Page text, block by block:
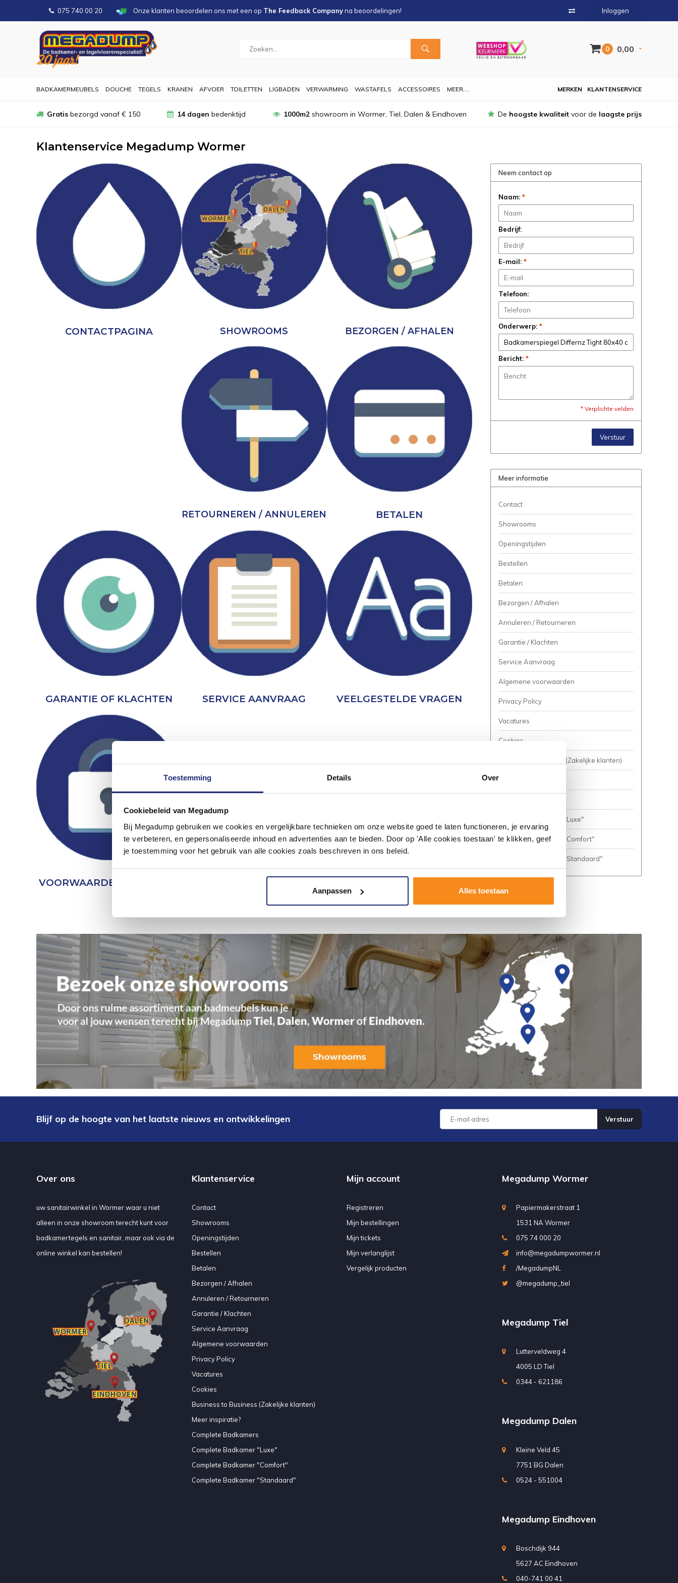
Toestemming Details Over
Cookiebeleid van Megadump
Bij Megadump gebruiken we cookies en vergelijkbare technieken om onze website goed te laten functioneren, je ervaring
te verbeteren, en gepersonaliseerde inhoud en advertenties aan te bieden. Door op 'Alle cookies toestaan' te klikken, geef
je toestemming voor het gebruik van alle cookies zoals beschreven in ons beleid.
Aanpassen Alles toestaan
075 740 00 20 Onze klanten beoordelen ons met een op The Feedback Companyna beoordelingen! Inloggen
0 0,00
BADKAMERMEUBELS DOUCHE TEGELS KRANEN AFVOER TOILETTEN LIGBADEN VERWARMING WASTAFELS ACCESSOIRES MEER.... KLANTENSERVICE
MERKEN
Gratis bezorgd vanaf € 150 14 dagen bedenktijd 1000m2showroom in Wormer, Tiel, Dalen & Eindhoven De hoogste kwaliteit voor de laagste prijs
Klantenservice Megadump Wormer
CONTACTPAGINA SHOWROOMS BEZORGEN / AFHALEN
RETOURNEREN / ANNULEREN BETALEN
GARANTIE OF KLACHTEN SERVICE AANVRAAG VEELGESTELDE VRAGEN
VOORWAARDEN & PRIVACY
Neem contact op
Naam: *
Bedrijf:
E-mail: *
Telefoon:
Onderwerp: *
Bericht: *
* Verplichte velden
Verstuur
Meer informatie
Contact
Showrooms
Openingstijden
Bestellen
Betalen
Bezorgen / Afhalen
Annuleren / Retourneren
Garantie / Klachten
Service Aanvraag
Algemene voorwaarden
Privacy Policy
Vacatures
Cookies
Business to Business (Zakelijke klanten)
Meer inspiratie?
Complete Badkamer "Luxe"
Complete Badkamer "Comfort"
Complete Badkamer "Standaard"
Blijf op de hoogte van het laatste nieuws en ontwikkelingen Verstuur
Over ons
uw sanitairwinkel in Wormer waar u niet
alleen in onze showroom terecht kunt voor
badkamertegels en sanitair, maar ook via de
online winkel kan bestellen!
Klantenservice
Contact
Showrooms
Openingstijden
Bestellen
Betalen
Bezorgen / Afhalen
Annuleren / Retourneren
Garantie / Klachten
Service Aanvraag
Algemene voorwaarden
Privacy Policy
Vacatures
Cookies
Business to Business (Zakelijke klanten)
Meer inspiratie?
Complete Badkamers
Complete Badkamer "Luxe"
Complete Badkamer "Comfort"
Complete Badkamer "Standaard"
Mijn account
Registreren
Mijn bestellingen
Mijn tickets
Mijn verlanglijst
Vergelijk producten
Megadump Wormer
Papiermakerstraat 1
1531 NA Wormer
075 74 000 20
info@megadumpwormer.nl
/MegadumpNL
@megadump_tiel
Megadump Tiel
Lutterveldweg 4
4005 LD Tiel
0344 - 621186
Megadump Dalen
Kleine Veld 45
7751 BG Dalen
0524 - 551004
Megadump Eindhoven
Boschdijk 944
5627 AC Eindhoven
040-741 00 41